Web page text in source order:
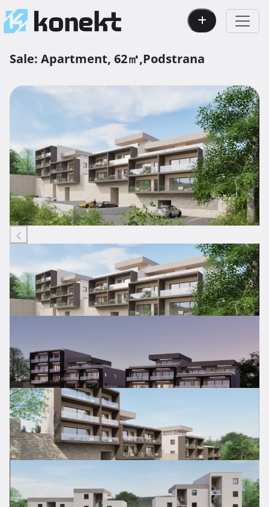
Sale: Apartment, 62㎡,Podstrana